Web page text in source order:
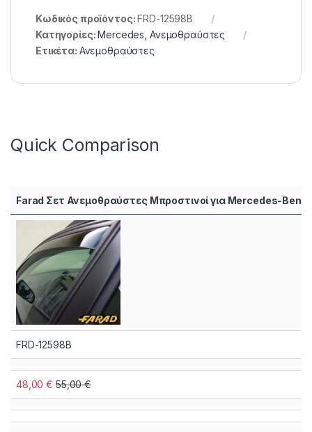
Κωδικός προϊόντος:FRD-12598B
Κατηγορίες:Mercedes Ανεμοθραύστες
Ετικέτα: Ανεμοθραύστες
Quick Comparison
Farad Σετ Ανεμοθραύστες Μπροστινοί για Mercedes-Benz
FRD-12598B
48,00€ 55,00€